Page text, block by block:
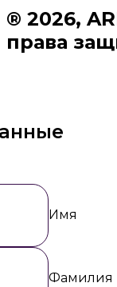
® 2026,
права
Имя
Фамилия